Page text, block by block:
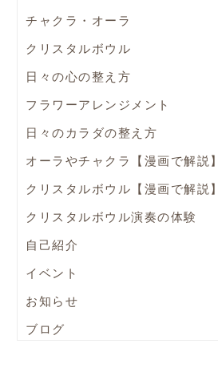
チャクラ・オーラ
クリスタルボウル
日々の心の整え方
フラワーアレンジメント
日々のカラダの整え方
オーラやチャクラ【漫画で解説】
クリスタルボウル【漫画で解説】
クリスタルボウル演奏の体験
自己紹介
イベント
お知らせ
ブログ